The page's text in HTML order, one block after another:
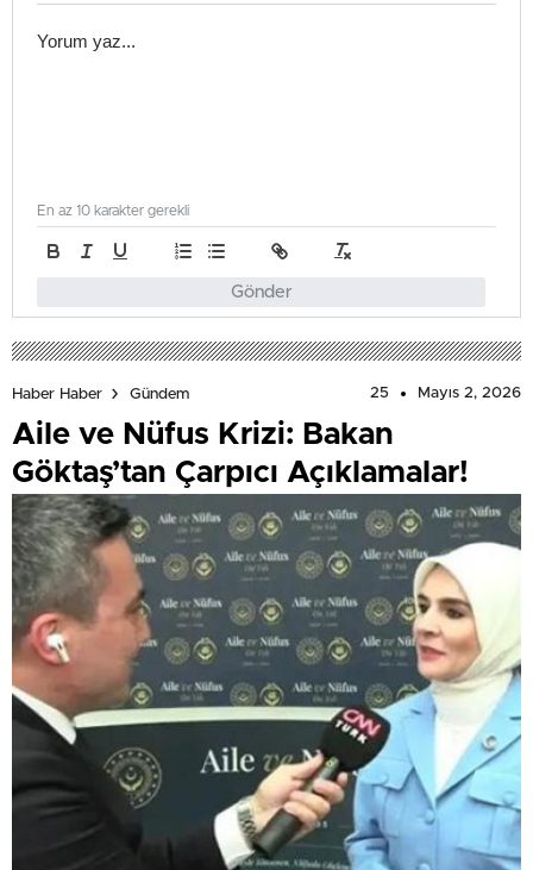
Gönder
En az 10 karakter gerekli
Haber Haber Gündem 25 Mayıs 2, 2026
Aile ve Nüfus Krizi: Bakan
Göktaş’tan Çarpıcı Açıklamalar!